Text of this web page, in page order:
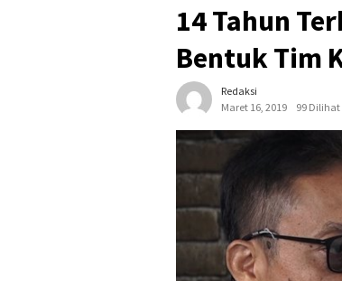
14 Tahun
Bentuk Tim
Redaksi
Maret 16, 2019
99 Dilihat